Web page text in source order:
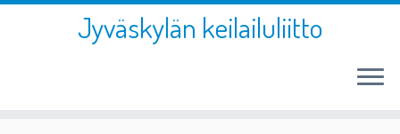
Jyväskylän keilailuliitto